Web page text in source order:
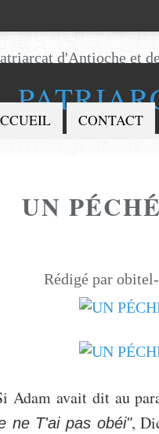
CONTACT
UN
Rédigé par
Adam avait dit au
ne T'ai pas obéi",